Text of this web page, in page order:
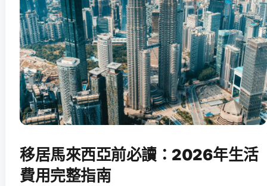
移居馬來西亞前必讀：2026年生活
費用完整指南